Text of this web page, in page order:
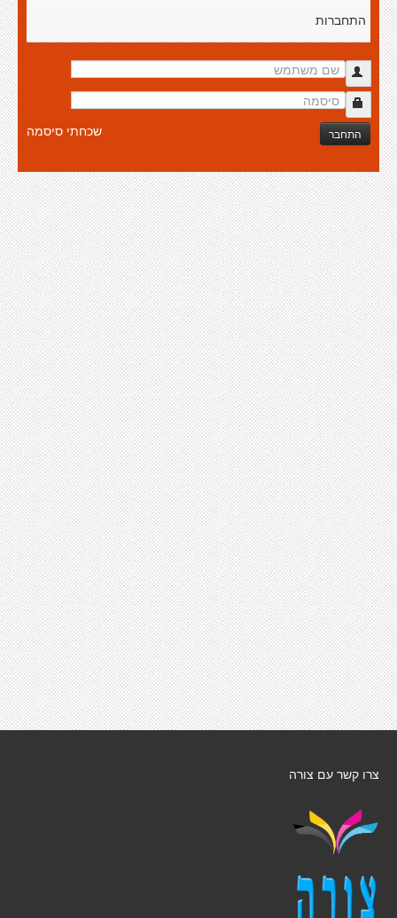
התחברות
התחבר שכחתי סיסמה
צרו קשר עם צורה